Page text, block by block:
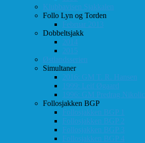
Klubbavisen Sjakkalen
Follo Lyn og Torden
Februar 2013
Dobbeltsjakk
2014
2015
Østlandsserien
Simultaner
2016: GM T. R. Hansen
1999: Leif Øgaard
1996: GM Predrag Nikolic
Follosjakken BGP
Follosjakken BGP 1
Follosjakken BGP 2
Follosjakken BGP 3
Follosjakken BGP 4